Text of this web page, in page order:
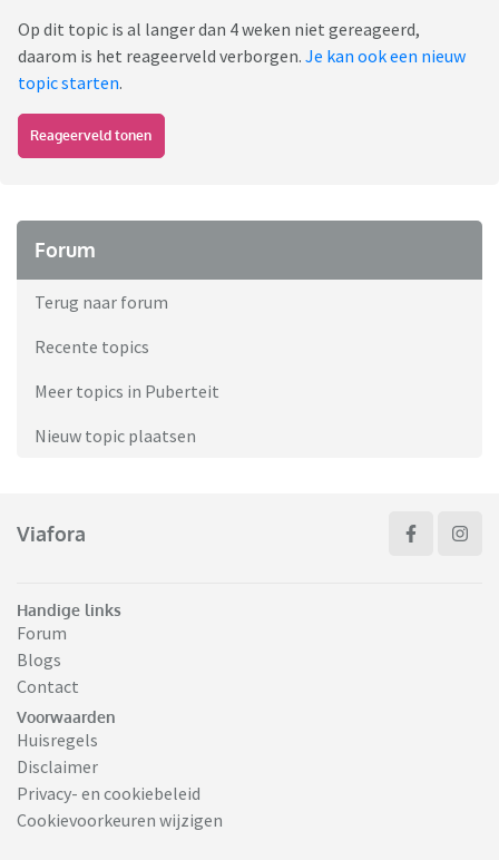
Op dit topic is al langer dan 4 weken niet gereageerd,
daarom is het reageerveld verborgen. Je kan ook een nieuw
topic starten.
Reageerveld tonen
Forum
Terug naar forum
Recente topics
Meer topics in Puberteit
Nieuw topic plaatsen
Viafora
Handige links
Forum
Blogs
Contact
Voorwaarden
Huisregels
Disclaimer
Privacy- en cookiebeleid
Cookievoorkeuren wijzigen